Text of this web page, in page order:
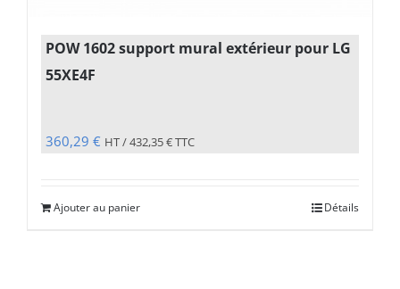
POW 1602 support mural extérieur pour LG
55XE4F
360,29 € HT /432,35€TTC
Ajouter au panier Détails